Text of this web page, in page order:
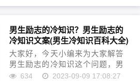
男生励志的冷知识？男生励志的
冷知识文案(男生冷知识百科大全)
大家好，今天小编来为大家解答
男生励志的冷知识这个问题，男
生励志的冷知识文案很多人还不
634 2023-09-09 17:08:27